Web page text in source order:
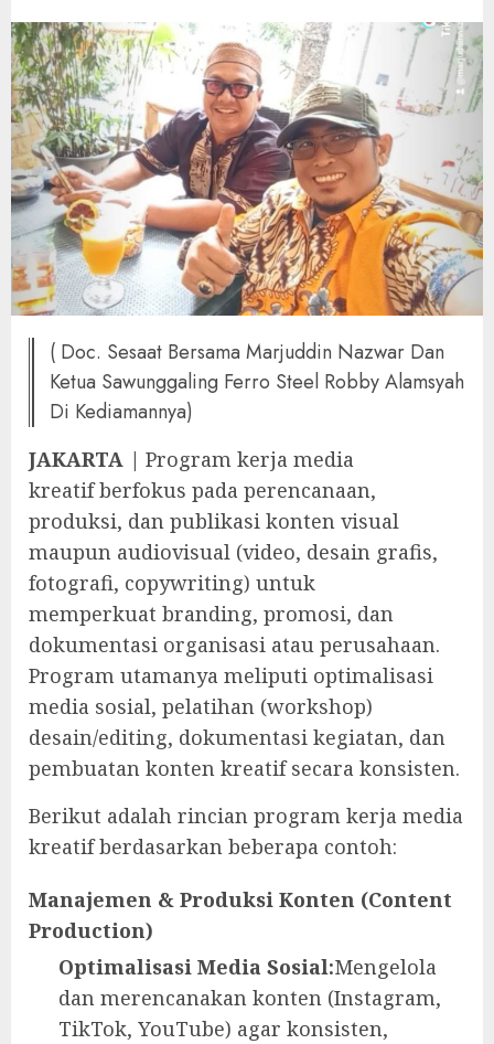
( Doc. Sesaat Bersama Marjuddin Nazwar Dan
Ketua Sawunggaling Ferro Steel Robby Alamsyah
Di Kediamannya)
JAKARTA | Program kerja media
kreatif berfokus pada perencanaan,
produksi, dan publikasi konten visual
maupun audiovisual (video, desain grafis,
fotografi, copywriting) untuk
memperkuat branding, promosi, dan
dokumentasi organisasi atau perusahaan.
Program utamanya meliputi optimalisasi
media sosial, pelatihan (workshop)
desain/editing, dokumentasi kegiatan, dan
pembuatan konten kreatif secara konsisten.
Berikut adalah rincian program kerja media
kreatif berdasarkan beberapa contoh:
Manajemen & Produksi Konten (Content
Production)
Optimalisasi Media Sosial:Mengelola
dan merencanakan konten (Instagram,
TikTok, YouTube) agar konsisten,